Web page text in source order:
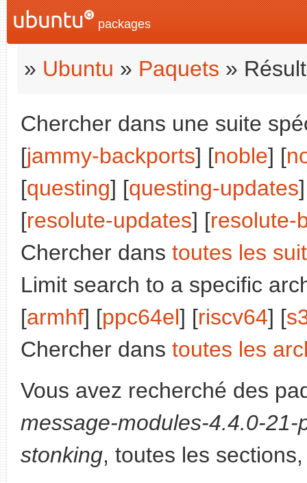
packages
» Ubuntu » Paquets »
Chercher dans une suite
[jammy-backports] [noble] [
[questing] [questing-updates
[resolute-updates] [resolute-
Chercher dans toutes les
Limit search to a specific
[armhf] [ppc64el] [riscv64] [
Chercher dans toutes les
Vous avez recherché des
message-modules-4.4.0-21-
stonking, toutes les